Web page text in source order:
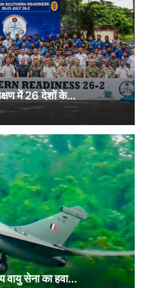
में 26 देशों के...
वायु सेना का हवा...